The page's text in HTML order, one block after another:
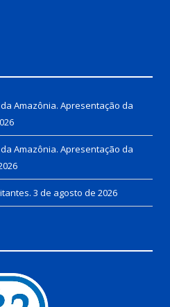
da Amazônia. Apresentação da
da Amazônia. Apresentação da
3 de agosto de 2026